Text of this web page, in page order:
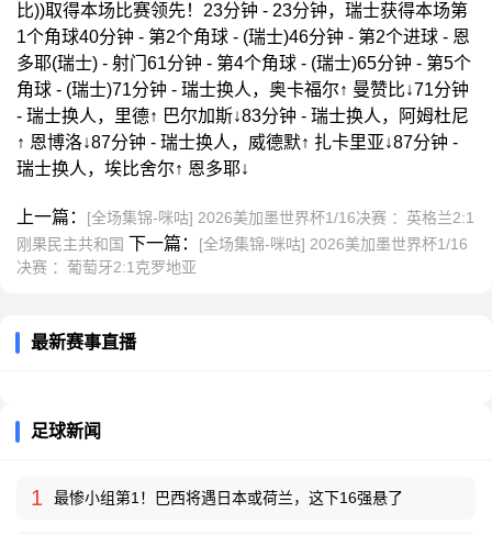
比))取得本场比赛领先！23分钟 - 23分钟，瑞士获得本场第
1个角球40分钟 - 第2个角球 - (瑞士)46分钟 - 第2个进球 - 恩
多耶(瑞士) - 射门61分钟 - 第4个角球 - (瑞士)65分钟 - 第5个
角球 - (瑞士)71分钟 - 瑞士换人，奥卡福尔↑ 曼赞比↓71分钟
- 瑞士换人，里德↑ 巴尔加斯↓83分钟 - 瑞士换人，阿姆杜尼
↑ 恩博洛↓87分钟 - 瑞士换人，威德默↑ 扎卡里亚↓87分钟 -
瑞士换人，埃比舍尔↑ 恩多耶↓
上一篇： [全场集锦-咪咕] 2026美加墨世界杯1/16决赛 ：英格兰2:1
刚果民主共和国 下一篇： [全场集锦-咪咕] 2026美加墨世界杯1/16
决赛 ：葡萄牙2:1克罗地亚
最新赛事直播
足球新闻
1 最惨小组第1！巴西将遇日本或荷兰，这下16强悬了